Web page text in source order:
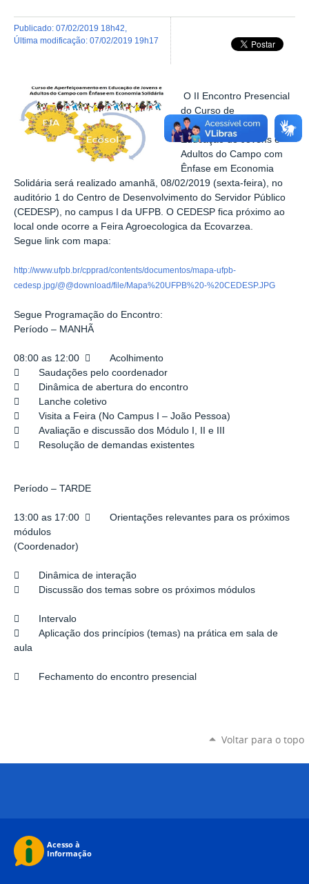
publicado: 07/02/2019 18h42
última modificação: 07/02/2019 19h17
O II Encontro Presencial
do Curso de
aperfeiçoamento
Educaçãode Jovens e
Adultos do Campo com
Ênfase em Economia
Solidária será realizado amanhã, 08/02/2019 (sexta-feira), no
auditório 1 do Centro de Desenvolvimento do Servidor Público
(CEDESP), no campus I da UFPB. O CEDESP fica próximo ao
local onde ocorre a Feira Agroecologica da Ecovarzea.
Segue link com mapa:
http://www.ufpb.br/cpprad/contents/documentos/mapa-ufpb-
cedesp.jpg/@@download/file/Mapa%20UFPB%20-%20CEDESP.JPG
Segue Programação do Encontro:
Período – MANHÃ
08:00 as 12:00  Acolhimento
 Saudações pelo coordenador
 Dinâmica de abertura do encontro
 Lanche coletivo
 Visita a Feira (No Campus I – João Pessoa)
 Avaliação e discussão dos Módulo I, II e III
 Resolução de demandas existentes
Período – TARDE
13:00 as 17:00  Orientações relevantes para os próximos
módulos
(Coordenador)
 Dinâmica de interação
 Discussão dos temas sobre os próximos módulos
 Intervalo
 Aplicação dos princípios (temas) na prática em sala de
aula
 Fechamento do encontro presencial
Voltar para o topo